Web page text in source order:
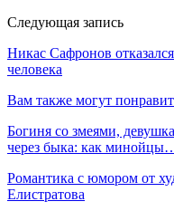
Следующая запись
Никас Сафронов
человека
Вам также могут
Богиня со змеями,
через быка: как
Романтика с юмором от
Елистратова